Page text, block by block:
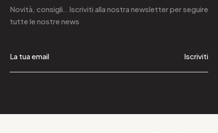
Novità, consigli.. Iscriviti alla nostra newsletterper seguire
tutte le nostre news
Iscriviti